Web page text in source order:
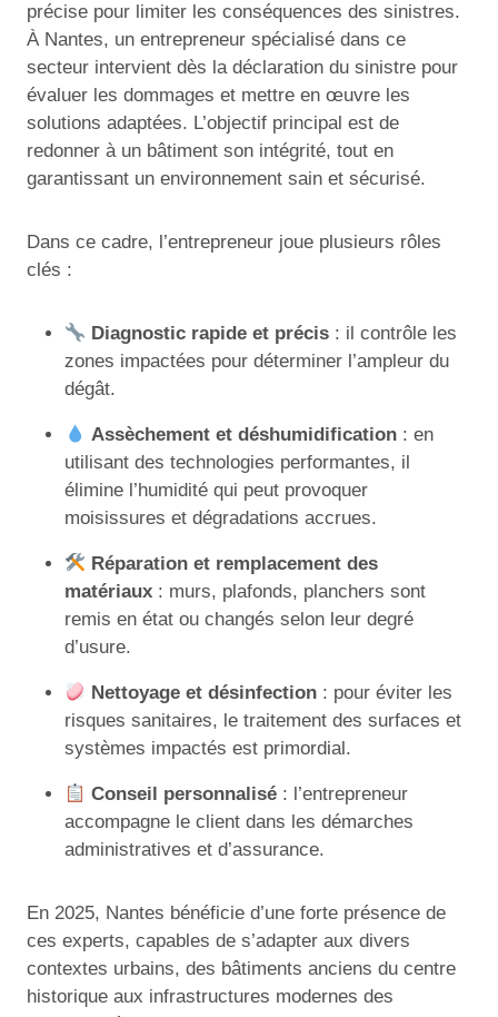
précise pour limiter les conséquences des sinistres.
À Nantes, un entrepreneur spécialisé dans ce
secteur intervient dès la déclaration du sinistre pour
évaluer les dommages et mettre en œuvre les
solutions adaptées. L’objectif principal est de
redonner à un bâtiment son intégrité, tout en
garantissant un environnement sain et sécurisé.
Dans ce cadre, l’entrepreneur joue plusieurs rôles
clés :
Diagnostic rapide et précis : il contrôle les
zones impactées pour déterminer l’ampleur du
dégât.
Assèchement et déshumidification : en
utilisant des technologies performantes, il
élimine l’humidité qui peut provoquer
moisissures et dégradations accrues.
Réparation et remplacement des
matériaux : murs, plafonds, planchers sont
remis en état ou changés selon leur degré
d’usure.
Nettoyage et désinfection : pour éviter les
risques sanitaires, le traitement des surfaces et
systèmes impactés est primordial.
Conseil personnalisé : l’entrepreneur
accompagne le client dans les démarches
administratives et d’assurance.
En 2025, Nantes bénéficie d’une forte présence de
ces experts, capables de s’adapter aux divers
contextes urbains, des bâtiments anciens du centre
historique aux infrastructures modernes des